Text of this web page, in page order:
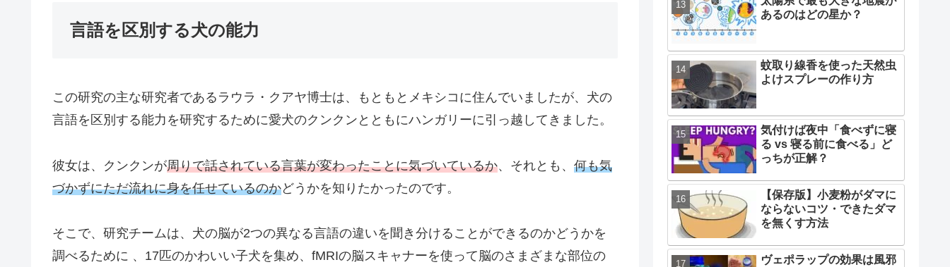
言語を区別する犬の能力
この研究の主な研究者であるラウラ・クアヤ博士は、もともとメキシコに住んでいましたが、犬の
言語を区別する能力を研究するために愛犬のクンクンとともにハンガリーに引っ越してきました。
彼女は、クンクンが周りで話されている言葉が変わったことに気づいているか、それとも、 何も気
づかずにただ流れに身を任せているのかどうかを知りたかったのです。
そこで、研究チームは、犬の脳が2つの異なる言語の違いを聞き分けることができるのかどうかを
調べるために 、17匹のかわいい子犬を集め、fMRIの脳スキャナーを使って脳のさまざまな部位の
あるのはどの星か？
蚊取り線香を使った天然虫
よけスプレーの作り方
気付けば夜中「食べずに寝
る vs 寝る前に食べる」ど
っちが正解？
【保存版】小麦粉がダマに
ならないコツ・できたダマ
を無くす方法
ヴェポラップの効果は風邪